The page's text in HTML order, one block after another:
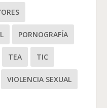
PORNOGRAFÍA
TEA TIC
VIOLENCIA SEXUAL